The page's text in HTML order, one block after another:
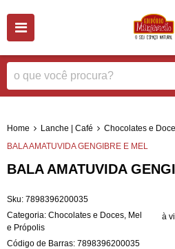
Home Lanche | Café
Chocolates e
BALA AMATUVIDA GENGIBRE E MEL
BALA AMATUVIDA
Sku: 7898396200035
Categoria: Chocolates e Doces Mel
e Própolis
Código de Barras: 7898396200035
à